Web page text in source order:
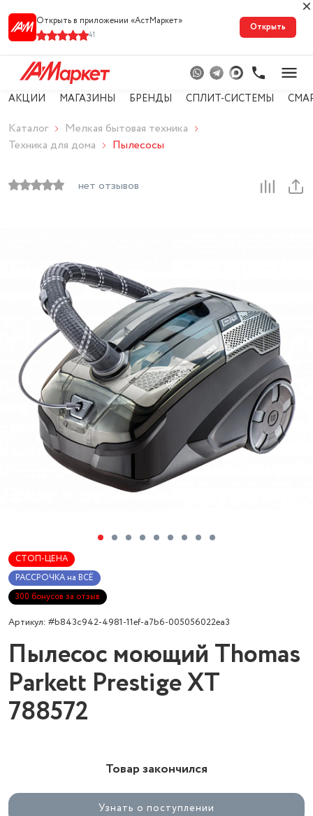
Открыть в приложении «АстМарке‪т‬»
41
Открыть
АКЦИИ МАГАЗИНЫ БРЕНДЫ СПЛИТ-СИСТЕМЫ
Каталог
Мелкая бытовая техника
Техника для дома
Пылесосы
нет отзывов
СТОП-ЦЕНА
РАССРОЧКА на ВСЁ
300 бонусов за отзыв
Артикул: #b843c942-4981-11ef-a7b6-005056022ea3
Пылесос моющий Thomas
Parkett Prestige XT
788572
Товар закончился
Узнать о поступлении